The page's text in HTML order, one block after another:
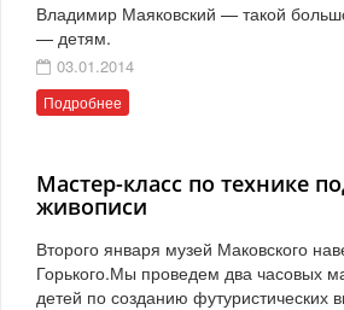
Владимир Маяковский — такой
— детям.
03.01.2014
Подробнее
Мастер-класс по технике
живописи
Второго января музей Маковского
Горького.Мы проведем два часовых
детей по созданию футуристических